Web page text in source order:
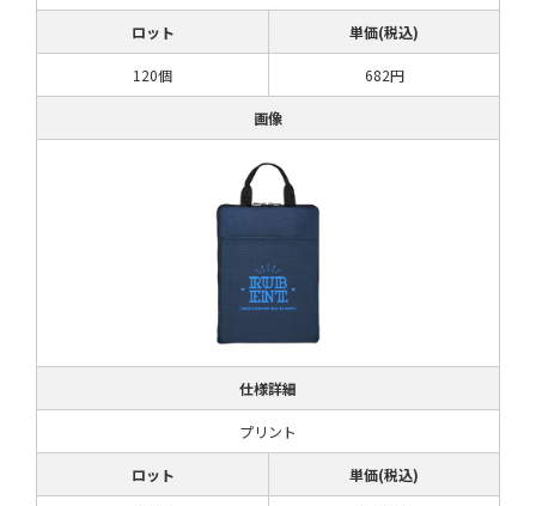
ロット 単価(税込)
120個 682円
画像
仕様詳細
プリント
ロット 単価(税込)